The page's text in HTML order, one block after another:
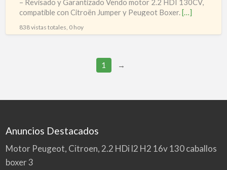
– Revisado y Garantizado Vendo motor 2.2 HDI 130CV,
compatible con Citroën Jumper y Peugeot Boxer.[…]
838 vistas totales, 0 hoy
1 →
Anuncios Destacados
Motor Peugeot, Citroen, 2.2 HDi l2 H2 16v 130 caballos
boxer 3